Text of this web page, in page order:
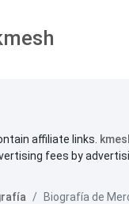
affiliate links.
fees by
Biografía de